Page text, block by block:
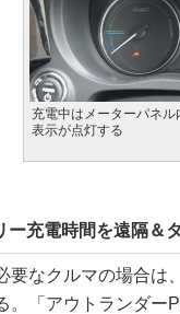
充電中はメーターパネル
表示が点灯する
ー充電時間を遠隔＆
なクルマの場合は
。「アウトランダー